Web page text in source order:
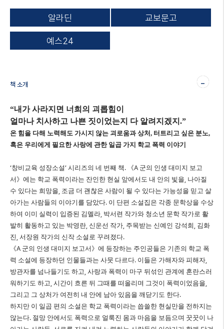
알라딘 교보문고
예스24
-
책 소개
“내가 사라지면 너희의 괴롭힘이
얼마나 치사하고 나쁜 짓이었는지 다 알려지겠지 .”
온 힘을 다해 노력해도 가시지 않는 괴로움과 상처, 터트리고 싶은 분노,
혹은 우리에게 필요한 사랑에 관한 일곱 가지 학교 폭력 이야기
‘창비교육 성장소설’ 시리즈의 네 번째 책 . 《A 군의 인생 대미지 보고
서 》 에는 학교 폭력이라는 잔인한 현실 앞에서도 내 안의 빛을 나아질
수 있다는 희망을 조금 더 괜찮은 사람이 될 수 있다는 가능성을 믿고 살
아가는 사람들의 이야기를 담았다. 이 단편 소설집은 각종 문학상을 수상
하여 이미 실력이 입증된 김멜라 박서련 작가와 청소년 문학 작가로 활
발히 활동하고 있는 박영란 신운선 작가 주목받는 신예인 강석희 김화
진 서장원 작가의 신작 소설로 꾸려졌다.
《A 군의 인생 대미지 보고서 》 에 등장하는 주인공들은 기존의 학교 폭
력 소설에 등장하던 인물들과는 사뭇 다르다. 이들은 가해자와 피해자
방관자를 넘나들기도 하고 사랑과 폭력이 마구 뒤섞인 관계에 혼란스러
워하기도 하고 시간이 흐른 뒤 그때를 떠올리며 그것이 폭력이었음을
그리고 그 상처가 여전히 내 안에 남아 있음을 깨닫기도 한다.
하지만 이 일곱 편의 소설은 학교 폭력이라는 씁쓸한 현실만을 전하지는
않는다. 절망 안에서도 폭력으로 얼룩진 몸과 마음을 보듬으며 꿋꿋이 나